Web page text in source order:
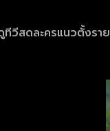
ทีวีสดละครแนวตั้งรา